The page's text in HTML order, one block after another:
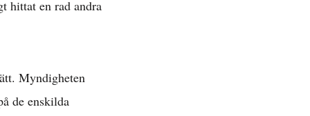
hittat en rad andra
Myndigheten
de enskilda